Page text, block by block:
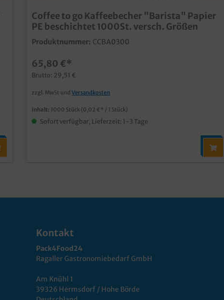
Coffee to go Kaffeebecher "Barista" Papier
PE beschichtet 1000St. versch. Größen
Produktnummer: CCBA0300
65,80 €*
Brutto: 29,51 €
zzgl. MwSt und Versandkosten
Inhalt: 1000 Stück (0,02 €* / 1 Stück)
Sofort verfügbar, Lieferzeit: 1-3 Tage
Kontakt
Pack4Food24
Ragaller Gastronomiebedarf GmbH
Am Knühl 1
39326 Hermsdorf / Hohe Börde